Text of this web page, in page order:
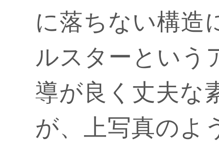
に落ちない構造
ルスターという
導が良く丈夫な
が、上写真のよ